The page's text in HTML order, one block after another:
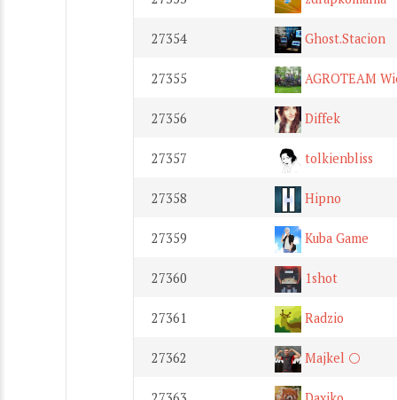
27354 Ghost.Stacion
27355 AGROTEAM
27356 Diffek
27357 tolkienbliss
27358 Hipno
27359 Kuba Game
27360 1shot
27361 Radzio
27362 Majkel ⚪️